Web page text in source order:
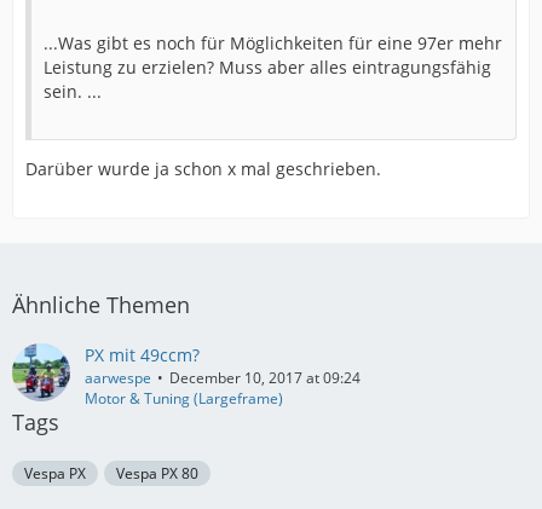
...Was gibt es noch für Möglichkeiten für eine 97er mehr
Leistung zu erzielen? Muss aber alles eintragungsfähig
sein. ...
Darüber wurde ja schon x mal geschrieben.
Ähnliche Themen
PX mit 49ccm?
aarwespe
December 10, 2017 at 09:24
Motor & Tuning (Largeframe)
Tags
Vespa PX Vespa PX 80